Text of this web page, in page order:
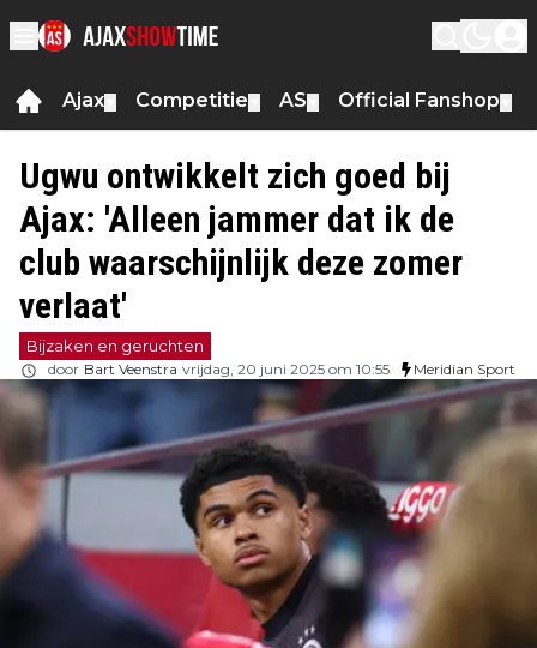
Ajax Competitie AS Official Fanshop
Ugwu ontwikkelt zich goed bij
Ajax: 'Alleen jammer dat ik de
club waarschijnlijk deze zomer
verlaat'
Bijzaken en geruchten
door Bart Veenstra vrijdag, 20 juni 2025 om 10:55 Meridian Sport